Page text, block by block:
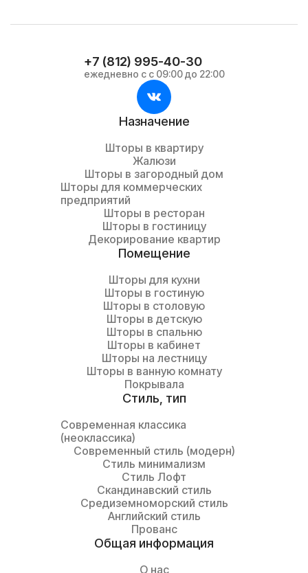
+7 (812) 995-40-30
ежедневно с с 09:00 до 22:00
Назначение
Шторы в квартиру
Жалюзи
Шторы в загородный дом
Шторы для коммерческих
предприятий
Шторы в ресторан
Шторы в гостиницу
Декорирование квартир
Помещение
Шторы для кухни
Шторы в гостиную
Шторы в столовую
Шторы в детскую
Шторы в спальню
Шторы в кабинет
Шторы на лестницу
Шторы в ванную комнату
Покрывала
Cтиль, тип
Современная классика
(неоклассика)
Современный стиль (модерн)
Стиль минимализм
Стиль Лофт
Скандинавский стиль
Средиземноморский стиль
Английский стиль
Прованс
Общая информация
О нас